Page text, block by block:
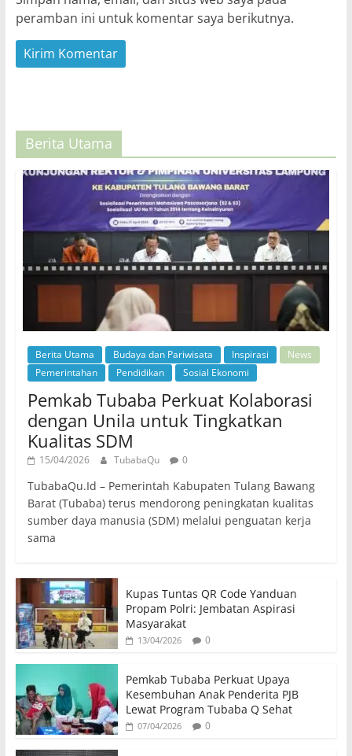
peramban ini untuk komentar saya berikutnya.
Berita Utama
Berita Utama Budaya dan Pariwisata Inspirasi
News
Pemerintahan
Pendidikan Sosial Ekonomi
Pemkab Tubaba Perkuat Kolaborasi
dengan Unila untuk Tingkatkan
Kualitas SDM
15/04/2026 TubabaQu 0
TubabaQu.Id – Pemerintah Kabupaten Tulang Bawang
Barat (Tubaba) terus mendorong peningkatan kualitas
sumber daya manusia (SDM) melalui penguatan kerja
sama
Kupas Tuntas QR Code Yanduan
Propam Polri: Jembatan Aspirasi
Masyarakat
13/04/2026 0
Pemkab Tubaba Perkuat Upaya
Kesembuhan Anak Penderita PJB
Lewat Program Tubaba Q Sehat
07/04/2026 0